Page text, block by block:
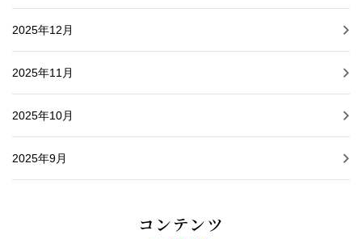
2025年12月
2025年11月
2025年10月
2025年9月
コンテンツ